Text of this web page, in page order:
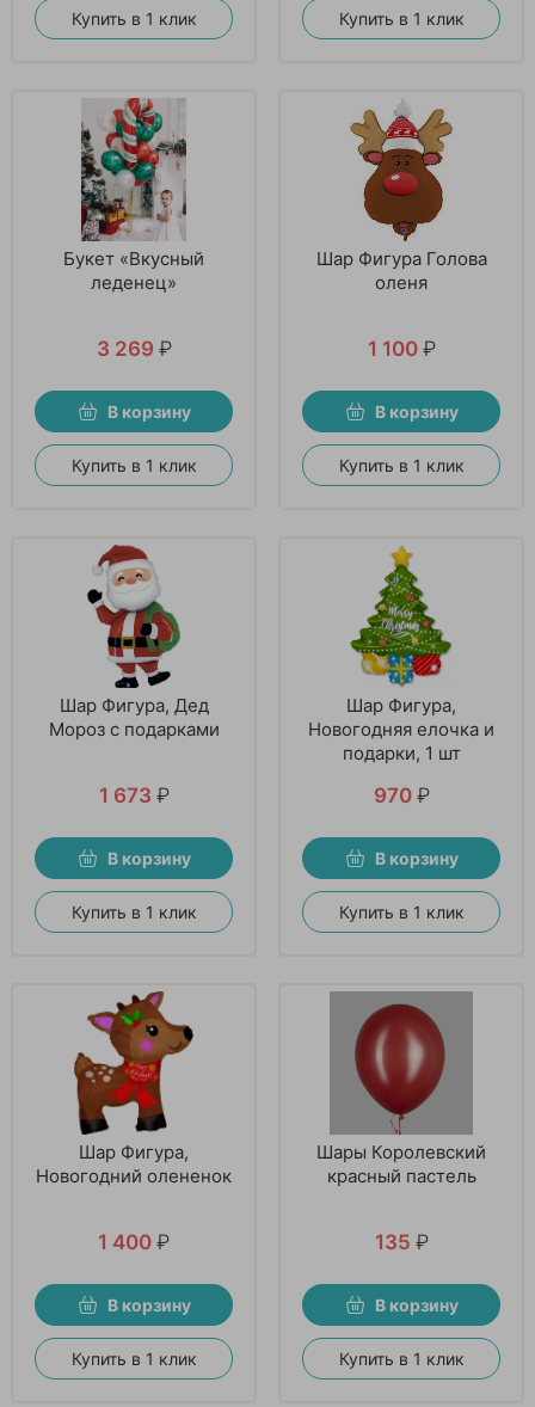
Купить в 1 клик Купить в 1 клик
Букет «Вкусный
леденец»
3 269 ₽
В корзину
Купить в 1 клик
Шар Фигура Голова
оленя
1 100 ₽
В корзину
Купить в 1 клик
Шар Фигура, Дед
Мороз с подарками
1 673 ₽
В корзину
Купить в 1 клик
Шар Фигура,
Новогодняя елочка и
подарки, 1 шт
970 ₽
В корзину
Купить в 1 клик
Шар Фигура,
Новогодний олененок
1 400 ₽
В корзину
Купить в 1 клик
Шары Королевский
красный пастель
135 ₽
В корзину
Купить в 1 клик